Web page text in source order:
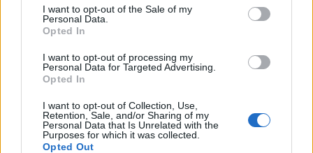
I want to opt-out of the Sale of my
Personal Data.
Opted In
I want to opt-out of processing my
Personal Data for Targeted Advertising.
Opted In
I want to opt-out of Collection, Use,
Retention, Sale, and/or Sharing of my
Personal Data that Is Unrelated with the
Purposes for which it was collected.
Opted Out